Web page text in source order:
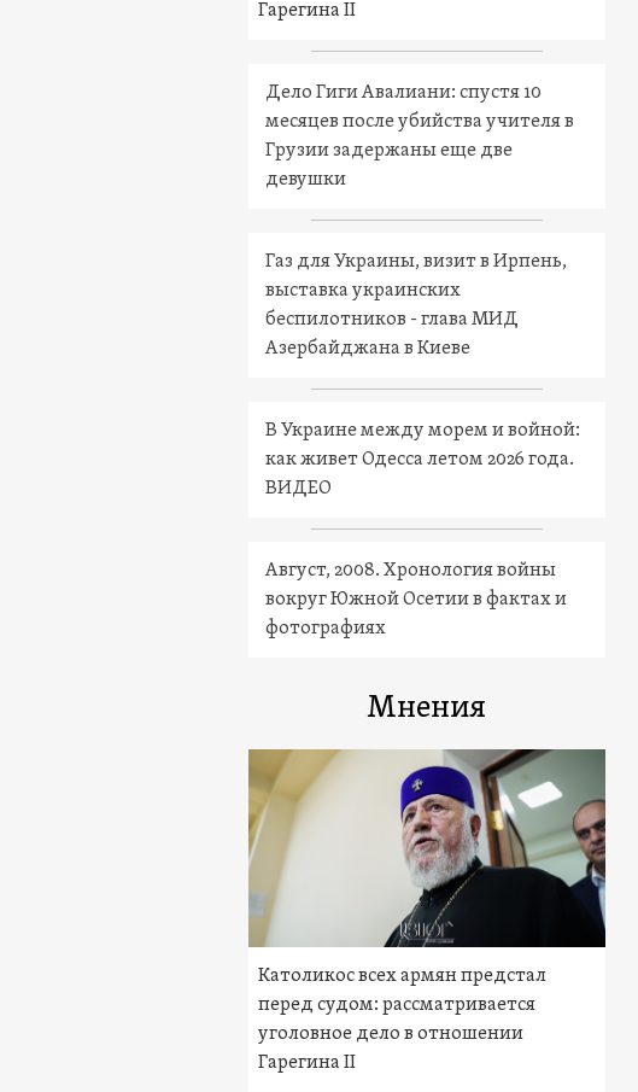
Гарегина II
Дело Гиги Авалиани: спустя 10
месяцев после убийства учителя в
Грузии задержаны еще две
девушки
Газ для Украины, визит в Ирпень,
выставка украинских
беспилотников - глава МИД
Азербайджана в Киеве
В Украине между морем и войной:
как живет Одесса летом 2026 года.
ВИДЕО
Август, 2008. Хронология войны
вокруг Южной Осетии в фактах и
фотографиях
Мнения
Католикос всех армян предстал
перед судом: рассматривается
уголовное дело в отношении
Гарегина II